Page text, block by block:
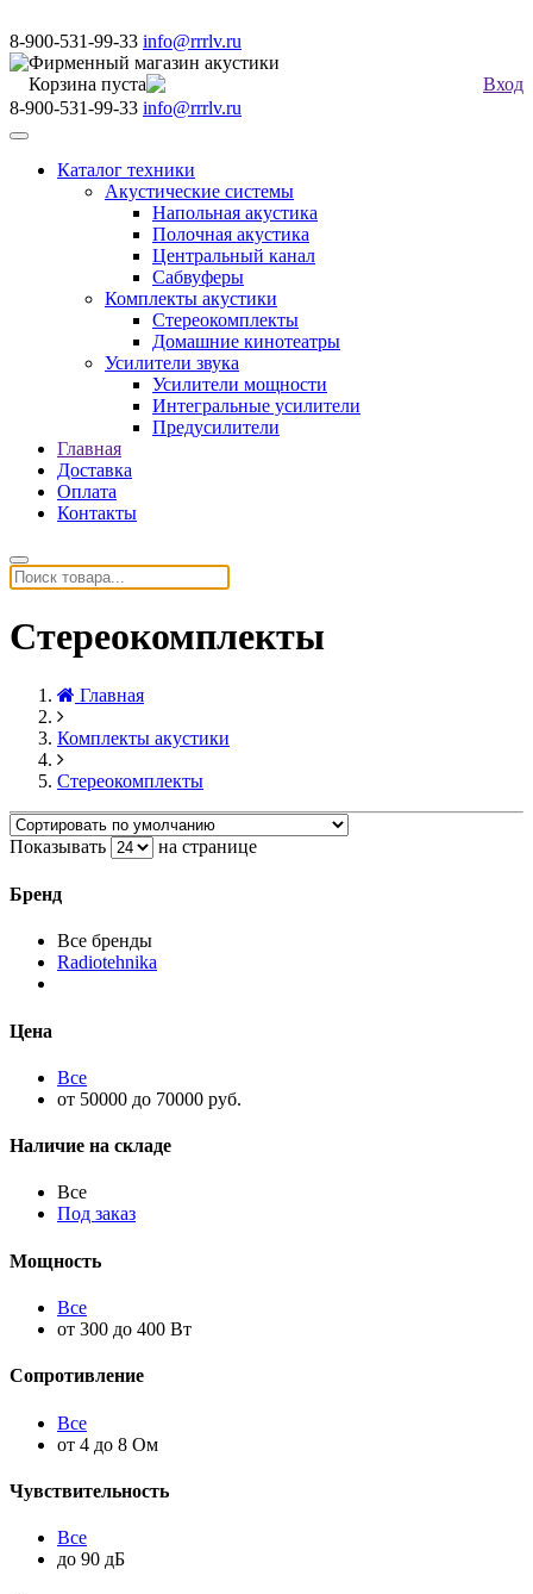
8-900-531-99-33 info@rrrlv.ru
Фирменный магазин акустики
Корзина пуста
Вход
8-900-531-99-33 info@rrrlv.ru
Меню
Каталог техники
Акустические системы
Напольная акустика
Полочная акустика
Центральный канал
Сабвуферы
Комплекты акустики
Стереокомплекты
Домашние кинотеатры
Усилители звука
Усилители мощности
Интегральные усилители
Предусилители
Главная
Доставка
Оплата
Контакты
Стереокомплекты
Главная
Комплекты акустики
Стереокомплекты
Показывать на странице
Бренд
Все бренды
Radiotehnika
Цена
Все
от 50000 до 70000 руб.
Наличие на складе
Все
Под заказ
Мощность
Все
от 300 до 400 Вт
Сопротивление
Все
от 4 до 8 Ом
Чувствительность
Все
до 90 дБ